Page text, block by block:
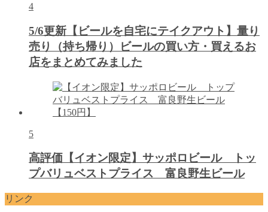
4
5/6更新【ビールを自宅にテイクアウト】量り
売り（持ち帰り）ビールの買い方・買えるお
店をまとめてみました
5
高評価【イオン限定】サッポロビール トッ
プバリュベストプライス 富良野生ビール
リンク